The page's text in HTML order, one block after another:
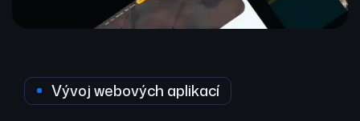
Vývoj webových aplikací